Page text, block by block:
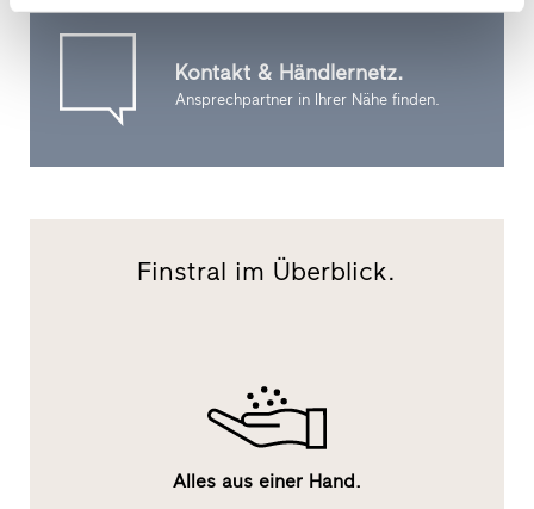
Kontakt & Händlernetz.
Ansprechpartner in Ihrer Nähe finden.
Finstral im Überblick.
Alles aus einer Hand.